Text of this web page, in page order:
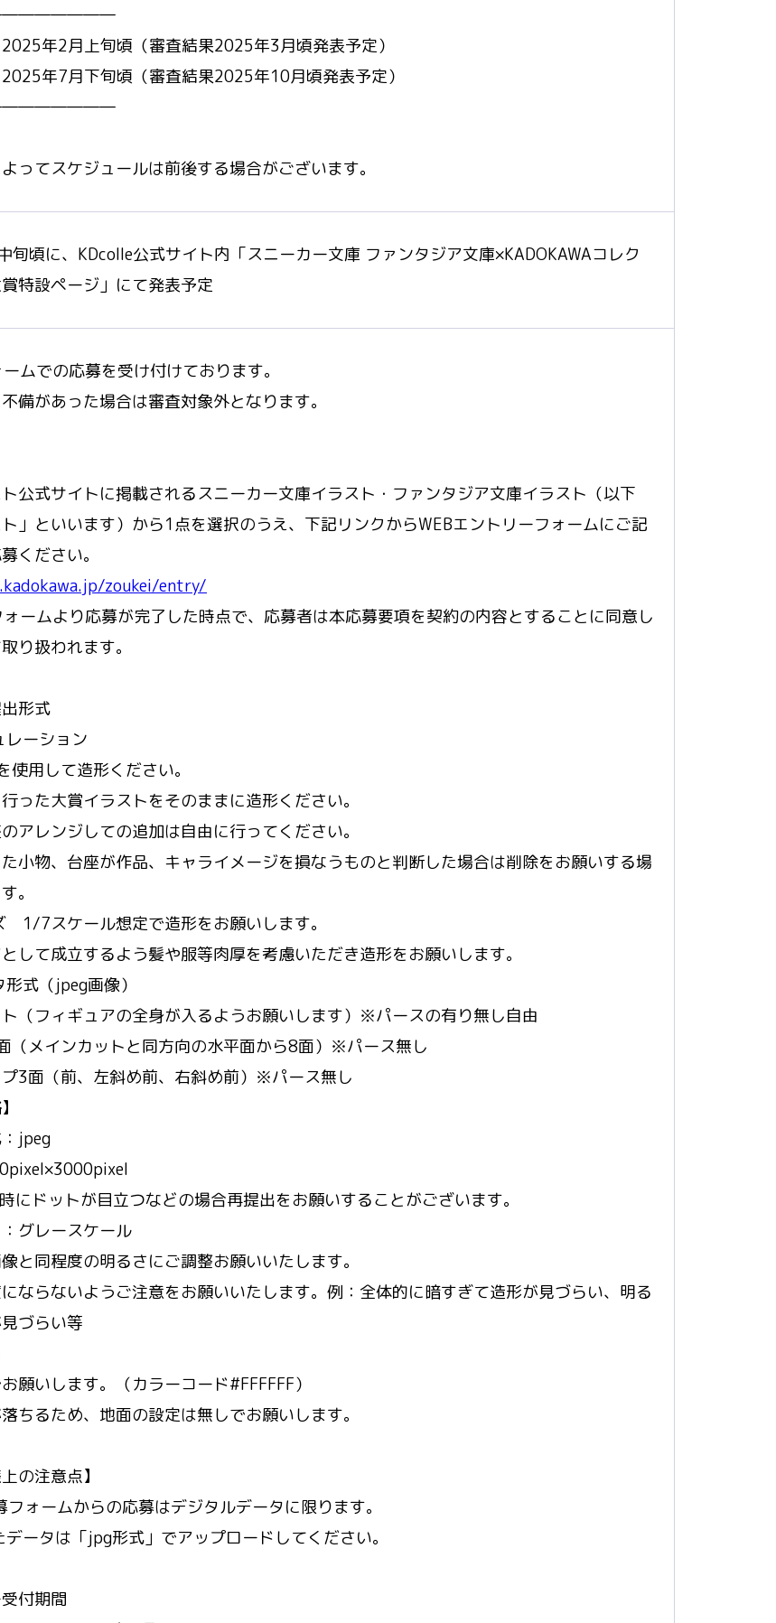
年2月上旬頃（審査結果2025年3月頃発表予定）
年7月下旬頃（審査結果2025年10月頃発表予定）
ってスケジュールは前後する場合がございます。
旬頃に、KDcolle公式サイト内「スニーカー文庫 ファンタジア文庫×KADOKAWAコレク
特設ページ」にて発表予定
ムでの応募を受け付けております。
備があった場合は審査対象外となります。
公式サイトに掲載されるスニーカー文庫イラスト・ファンタジア文庫イラスト（以下
ト」といいます）から1点を選択のうえ、下記リンクからWEBエントリーフォームにご記
ください。
zoukei/entry/
ームより応募が完了した時点で、応募者は本応募要項を契約の内容とすることに同意し
り扱われます。
形式
ーション
使用して造形ください。
った大賞イラストをそのままに造形ください。
アレンジしての追加は自由に行ってください。
小物、台座が作品、キャライメージを損なうものと判断した場合は削除をお願いする場
。
1/7スケール想定で造形をお願いします。
して成立するよう髪や服等肉厚を考慮いただき造形をお願いします。
式（jpeg画像）
ト（フィギュアの全身が入るようお願いします）※パースの有り無し自由
（メインカットと同方向の水平面から8面）※パース無し
プ3面（前、左斜め前、右斜め前）※パース無し
jpeg
にドットが目立つなどの場合再提出をお願いすることがございます。
グレースケール
と同程度の明るさにご調整お願いいたします。
ならないようご注意をお願いいたします。例：全体的に暗すぎて造形が見づらい、明る
づらい等
願いします。（カラーコード#FFFFFF）
ちるため、地面の設定は無しでお願いします。
の注意点】
ォームからの応募はデジタルデータに限ります。
ータは「jpg形式」でアップロードしてください。
付期間